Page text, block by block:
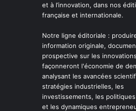
et à l’innovation, dans nos
française et internationale.
Notre ligne éditoriale :
information originale,
prospective sur les
façonneront l'économie de
analysant les avancées
stratégies industrielles, les
investissements, les
et les dynamiques